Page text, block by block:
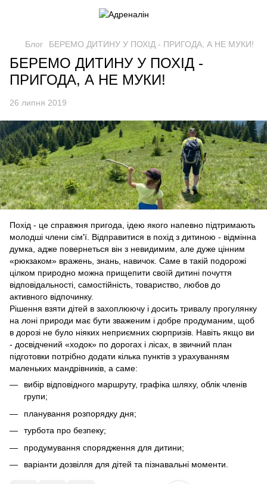
Блог БЕРЕМО ДИТИНУ У ПОХІД - ПРИГОДА, А НЕ МУКИ!
БЕРЕМО ДИТИНУ У ПОХІД -
ПРИГОДА, А НЕ МУКИ!
26 липня 2019
Похід - це справжня пригода, ідею якого напевно підтримають
молодші члени сім'ї. Відправитися в похід з дитиною - відмінна
думка, адже повернеться він з невидимим, але дуже цінним
«рюкзаком» вражень, знань, навичок. Саме в такій подорожі
цілком природно можна прищепити своїй дитині почуття
відповідальності, самостійність, товариство, любов до
активного відпочинку.
Рішення взяти дітей в захоплюючу і досить тривалу прогулянку
на лоні природи має бути зваженим і добре продуманим, щоб
в дорозі не було ніяких неприємних сюрпризів. Навіть якщо ви
- досвідчений «ходок» по дорогах і лісах, в звичний план
підготовки потрібно додати кілька пунктів з урахуванням
маленьких мандрівників, а саме:
вибір відповідного маршруту, графіка шляху, облік членів
групи;
планування розпорядку дня;
турбота про безпеку;
продумування спорядження для дитини;
варіанти дозвілля для дітей та пізнавальні моменти.